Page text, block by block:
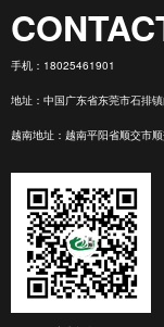
手机： 18025461901
地址：中国广东省东莞市石排
越南地址：越南平阳省顺交市